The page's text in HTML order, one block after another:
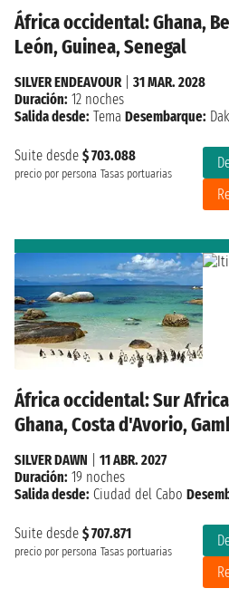
África occidental: Ghana,
León, Guinea, Senegal
Suite desde $ 703.088
precio por persona Tasas portuarias
SILVER ENDEAVOUR
31 MAR. 2028
Duración: 12 noches
Salida desde: Tema Desembarque:
África occidental: Sur
Ghana, Costa d'Avorio,
Suite desde $ 707.871
precio por persona Tasas portuarias
SILVER DAWN
11 ABR. 2027
Duración: 19 noches
Salida desde: Ciudad del Cabo